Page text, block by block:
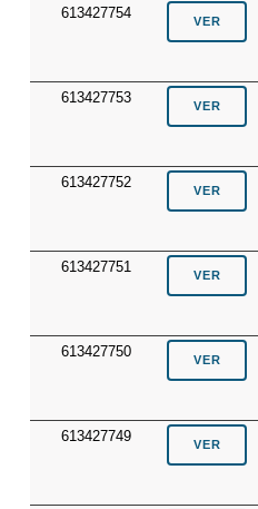
613427754
613427753
613427752
613427751
613427750
613427749